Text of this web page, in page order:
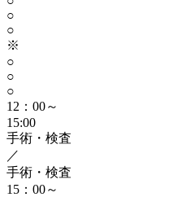
○
○
※
○
○
○
12：00～
15:00
手術・検査
／
手術・検査
15：00～